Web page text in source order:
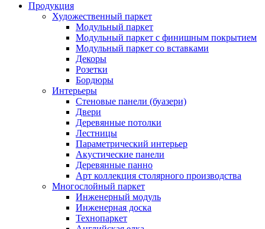
Продукция
Художественный паркет
Модульный паркет
Модульный паркет с финишным покрытием
Модульный паркет со вставками
Декоры
Розетки
Бордюры
Интерьеры
Стеновые панели (буазери)
Двери
Деревянные потолки
Лестницы
Параметрический интерьер
Акустические панели
Деревянные панно
Арт коллекция столярного производства
Многослойный паркет
Инженерный модуль
Инженерная доска
Технопаркет